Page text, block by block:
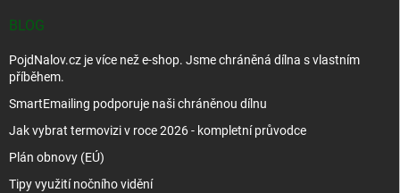
BLOG
PojdNalov.cz je více než e-shop. Jsme chráněná dílna s vlastním
příběhem.
SmartEmailing podporuje naši chráněnou dílnu
Jak vybrat termovizi v roce 2026 - kompletní průvodce
Plán obnovy (EÚ)
Tipy využití nočního vidění